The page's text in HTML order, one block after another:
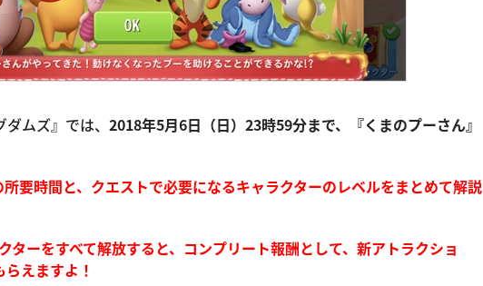
ムズ』では、 2018年5月6日（日）23時59分まで、『くまのプーさん』
要時間と、クエストで必要になるキャラクターのレベルをまとめて解説
ターをすべて解放すると、コンプリート報酬として、新アトラクショ
えますよ！